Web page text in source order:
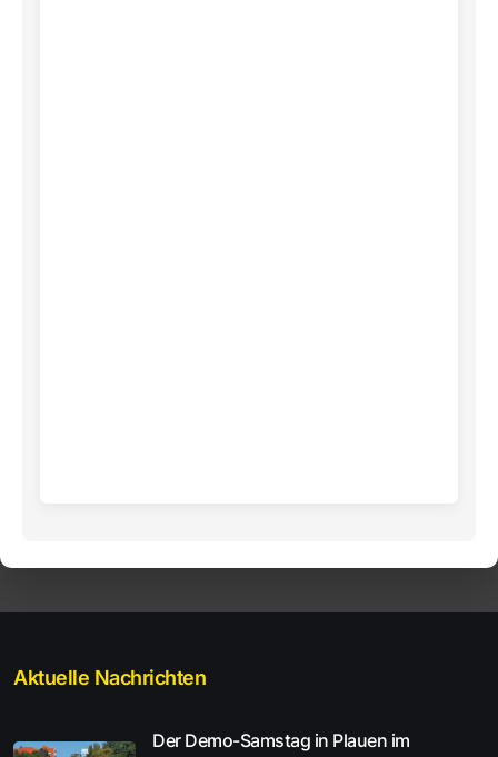
Aktuelle Nachrichten
Der Demo-Samstag in Plauen im